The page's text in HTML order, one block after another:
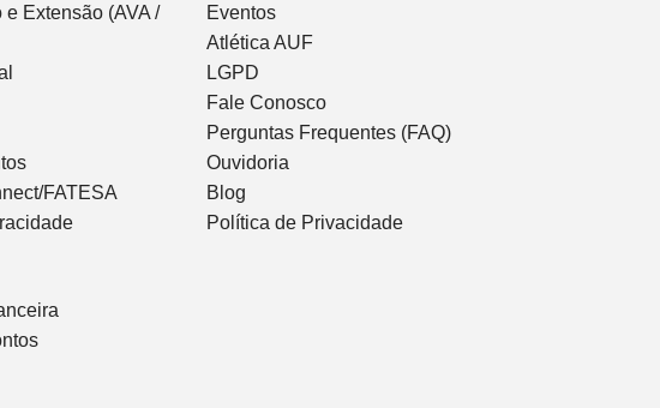
e Extensão (AVA /
FATESA
Eventos
Atlética AUF
LGPD
Fale Conosco
Perguntas Frequentes (FAQ)
Ouvidoria
Blog
Política de Privacidade